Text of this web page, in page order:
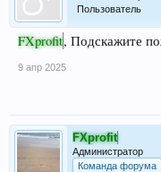
Пользователь
FXprofit, Подскажите
9 апр 2025
FXprofit
Администратор
Команда форума